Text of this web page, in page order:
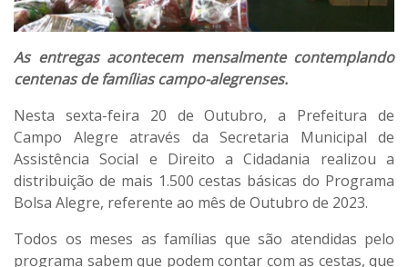
As entregas acontecem mensalmente contemplando
centenas de famílias campo-alegrenses.
Nesta sexta-feira 20 de Outubro, a Prefeitura de
Campo Alegre através da Secretaria Municipal de
Assistência Social e Direito a Cidadania realizou a
distribuição de mais 1.500 cestas básicas do Programa
Bolsa Alegre, referente ao mês de Outubro de 2023.
Todos os meses as famílias que são atendidas pelo
programa sabem que podem contar com as cestas, que